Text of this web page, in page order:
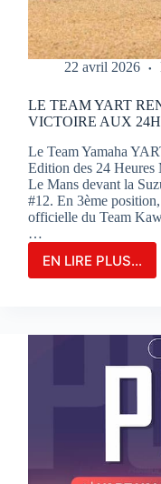
22 avril 2026
LE TEAM YART
VICTOIRE AUX
Le Team Yamaha
Edition des 24
Le Mans devant la
#12. En 3ème
officielle du Team
…
EN LIRE PLUS...
LE
AVEC
VICTOIRE
MOTOS